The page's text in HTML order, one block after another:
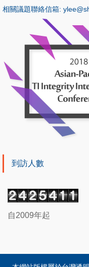
相關議題聯絡信箱:
到訪人數
自2009年起